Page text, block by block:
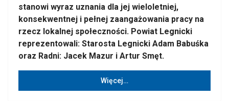
stanowi wyraz uznania dla jej wieloletniej,
konsekwentnej i pełnej zaangażowania pracy na
rzecz lokalnej społeczności. Powiat Legnicki
reprezentowali: Starosta Legnicki Adam Babuśka
oraz Radni: Jacek Mazur i Artur Smęt.
Więcej…